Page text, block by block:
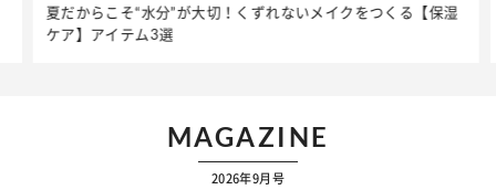
夏だからこそ“水分”が大切！くずれないメイクをつくる【保湿
ケア】アイテム3選
MAGAZINE
2026年9月号